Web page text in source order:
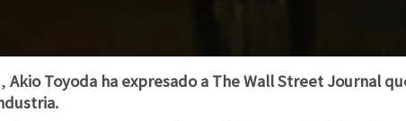
Akio Toyoda ha expresado a The Wall Street Journal